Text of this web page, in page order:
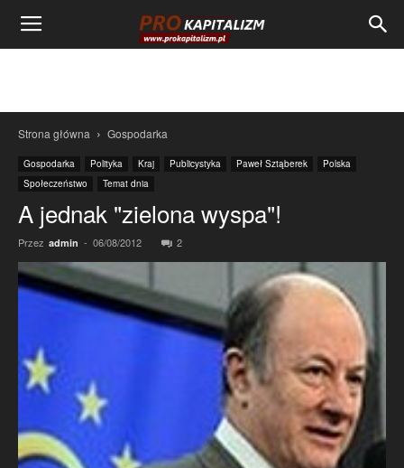
Strona główna Gospodarka
Gospodarka Polityka Kraj Publicystyka Paweł Sztąberek
Polska
Społeczeństwo
Temat dnia
A jednak "zielona wyspa"!
Przez admin - 06/08/2012 2